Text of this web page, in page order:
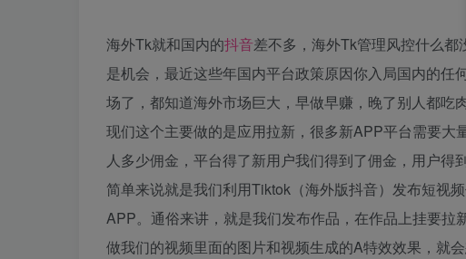
海外Tk就和国内的抖音差不多，海外Tk管理风控什么
是机会，最近这些年国内平台政策原因你入局国内的
场了，都知道海外市场巨大，早做早赚，晚了别人都吃
现们这个主要做的是应用拉新，很多新APP平台需要
人多少佣金，平台得了新用户我们得到了佣金，用户得
简单来说就是我们利用Tiktok（海外版抖音）发布短视
APP。通俗来讲，就是我们发布作品，在作品上挂要
做我们的视频里面的图片和视频生成的A特效效果，就